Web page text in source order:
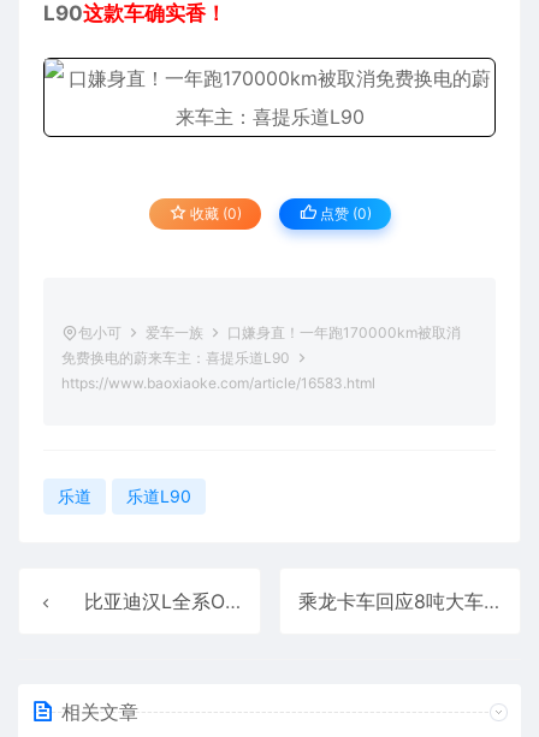
L90这款车确实香！
收藏 (0) 点赞 (0)
包小可 爱车一族
口嫌身直！一年跑170000km被取消
免费换电的蔚来车主：喜提乐道L90
https://www.baoxiaoke.com/article/16583.html
乐道 乐道L90
比亚迪汉L全系OTA推送：10大新功能 路面预瞄上线 乘龙卡车回应8吨大车撞不过理想i8：正了解情况 积极沟通
相关文章